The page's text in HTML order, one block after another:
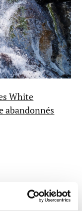
White
abandonnés